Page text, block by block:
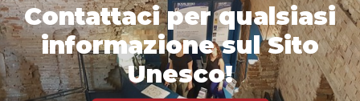
Contattaci per qualsiasi
informazione sul Sito
Unesco!